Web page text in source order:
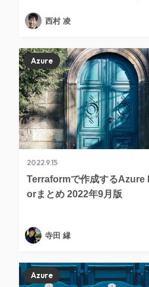
西村 凌
2022.9.15
Terraformで作成するAzure
orまとめ 2022年9月版
Azure
寺田 縁
Azure